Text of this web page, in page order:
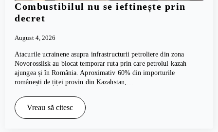
Combustibilul nu se ieftinește prin
decret
August 4, 2026
Atacurile ucrainene asupra infrastructurii petroliere din zona
Novorossiisk au blocat temporar ruta prin care petrolul kazah
ajungea și în România. Aproximativ 60% din importurile
românești de țiței provin din Kazahstan,…
Vreau să citesc